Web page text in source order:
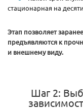
стационарная на
Этап позволяет
предъявляются к
и внешнему виду.
Шаг 2: